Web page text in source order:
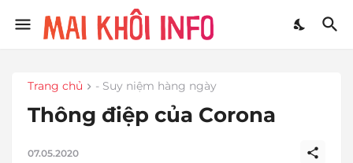
Trang chủ - Suy niệm hàng ngày
Thông điệp của Corona
07.05.2020